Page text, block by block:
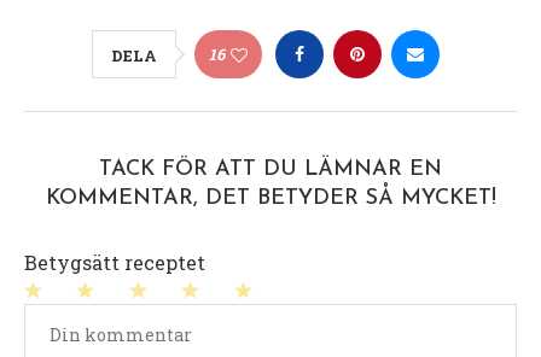
DELA 16
TACK FÖR ATT DU LÄMNAR EN
KOMMENTAR, DET BETYDER SÅ MYCKET!
Betygsätt receptet
stjärnor
stjärnor
stjärnor
stjärna